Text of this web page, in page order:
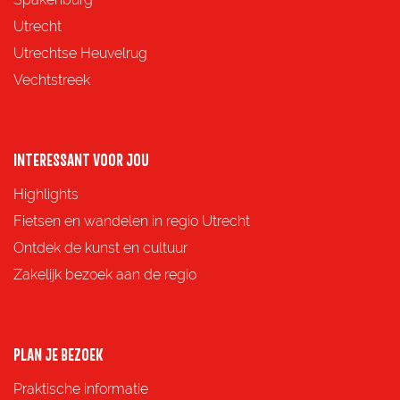
g
i
n
p
F
a
c
o
i
n
p
i
p
-
m
h
a
Utrecht
Utrechtse Heuvelrug
Vechtstreek
INTERESSANT VOOR JOU
Highlights
Fietsen en wandelen in regio Utrecht
Ontdek de kunst en cultuur
Zakelijk bezoek aan de regio
PLAN JE BEZOEK
Praktische informatie